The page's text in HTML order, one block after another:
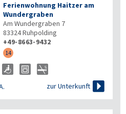
Ferienwohnung Haitzer am
Wundergraben
Am Wundergraben 7
83324Ruhpolding
+49-8663-9432
14
zur Unterkunft 